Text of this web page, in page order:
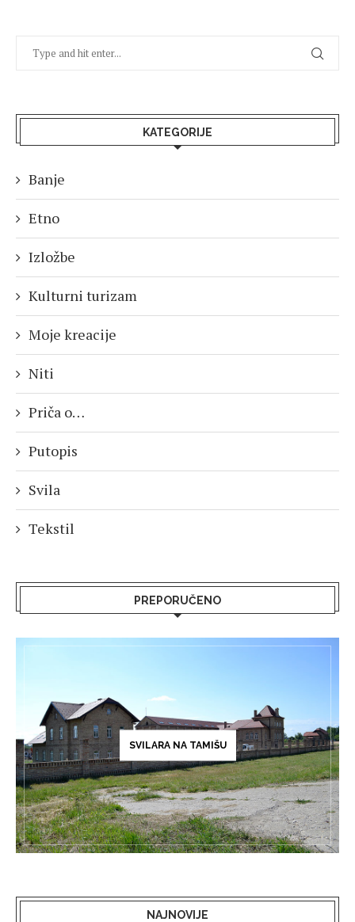
KATEGORIJE
Banje
Etno
Izložbe
Kulturni turizam
Moje kreacije
Niti
Priča o…
Putopis
Svila
Tekstil
PREPORUČENO
SVILARA NA TAMIŠU
NAJNOVIJE